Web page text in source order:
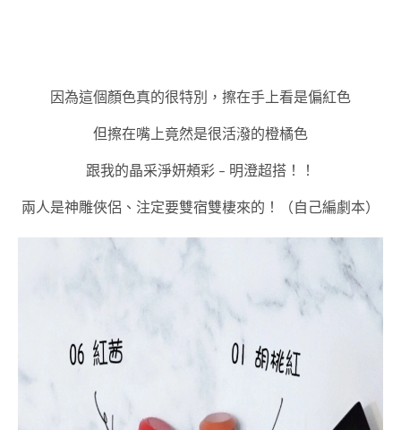
因為這個顏色真的很特別，擦在手上看是偏紅色
但擦在嘴上竟然是很活潑的橙橘色
跟我的晶采淨妍頰彩 – 明澄超搭！！
兩人是神雕俠侶、注定要雙宿雙棲來的！（自己編劇本）